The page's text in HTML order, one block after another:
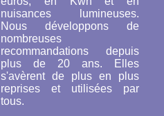
nuisances lumineuses.
Nous développons de
nombreuses
recommandations depuis
plus de 20 ans. Elles
s'avèrent de plus en plus
reprises et utilisées par
tous.